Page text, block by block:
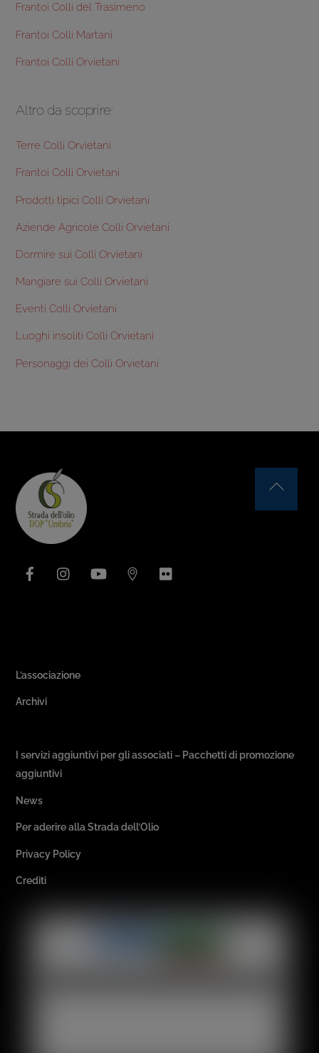
Frantoi Colli del Trasimeno
Frantoi Colli Martani
Frantoi Colli Orvietani
Altro da scoprire:
Terre Colli Orvietani
Frantoi Colli Orvietani
Prodotti tipici Colli Orvietani
Aziende Agricole Colli Orvietani
Dormire sui Colli Orvietani
Mangiare sui Colli Orvietani
Eventi Colli Orvietani
Luoghi insoliti Colli Orvietani
Personaggi dei Colli Orvietani
YouTube
L’associazione
Archivi
I servizi aggiuntivi per gli associati – Pacchetti di promozione
aggiuntivi
News
Per aderire alla Strada dell’Olio
Privacy Policy
Crediti